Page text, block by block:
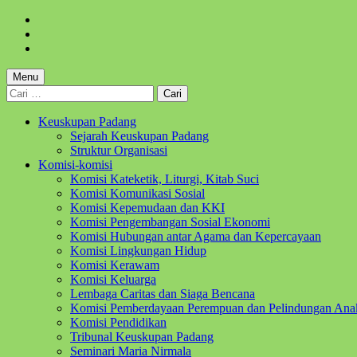
content
footer
Menu
Cari
untuk:
Keuskupan Padang
Sejarah Keuskupan Padang
Struktur Organisasi
Komisi-komisi
Komisi Kateketik, Liturgi, Kitab Suci
Komisi Komunikasi Sosial
Komisi Kepemudaan dan KKI
Komisi Pengembangan Sosial Ekonomi
Komisi Hubungan antar Agama dan Kepercayaan
Komisi Lingkungan Hidup
Komisi Kerawam
Komisi Keluarga
Lembaga Caritas dan Siaga Bencana
Komisi Pemberdayaan Perempuan dan Pelindungan
Komisi Pendidikan
Tribunal Keuskupan Padang
Seminari Maria Nirmala